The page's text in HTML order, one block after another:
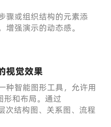
骤或组织结构的元素添
强演示的动态感。
视觉效果
种智能图形工具，允许用
形和布局。通过
次结构图、关系图、流程